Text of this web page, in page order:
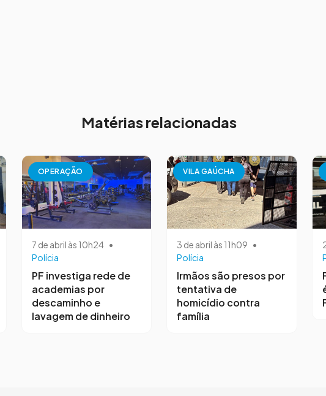
Matérias relacionadas
OPERAÇÃO
7 de abril às 10h24 •
Polícia
PF investiga rede de
academias por
descaminho e
lavagem de dinheiro
VILA GAÚCHA
3 de abril às 11h09 •
Polícia
Irmãos são presos por
tentativa de
homicídio contra
família